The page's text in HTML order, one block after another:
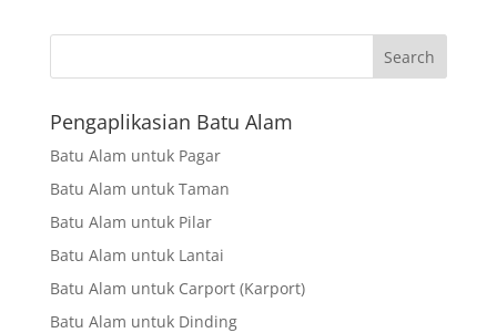
Search
Pengaplikasian Batu Alam
Batu Alam untuk Pagar
Batu Alam untuk Taman
Batu Alam untuk Pilar
Batu Alam untuk Lantai
Batu Alam untuk Carport (Karport)
Batu Alam untuk Dinding